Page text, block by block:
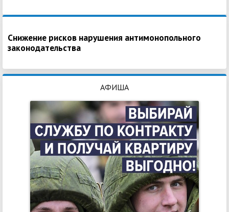
Снижение рисков нарушения антимонопольного
законодательства
АФИША